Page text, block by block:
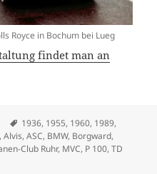
Royce in Bochum bei Lueg
findet man an
Schlagwörter
1936, 1955, 1960, 1989,
,Alvis,ASC, BMW, Borgward,
Club Ruhr, MVC, P 100,TD